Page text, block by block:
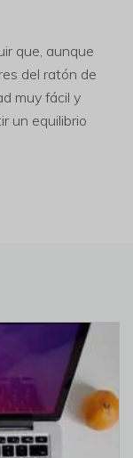
que, aunque
del ratón de
muy fácil y
un equilibrio